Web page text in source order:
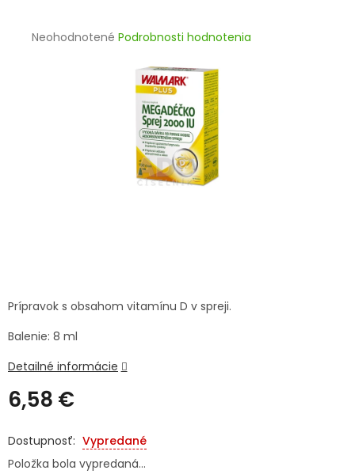
LIEKY
VETERINA
Prihlásenie
Priemerné
Neohodnotené Podrobnosti hodnotenia
6,58 €
cena:
Vypredané
Položka bola vypredaná…
Prípravok s obsahom vitamínu D v spreji.
Balenie: 8 ml
Detailné informácie